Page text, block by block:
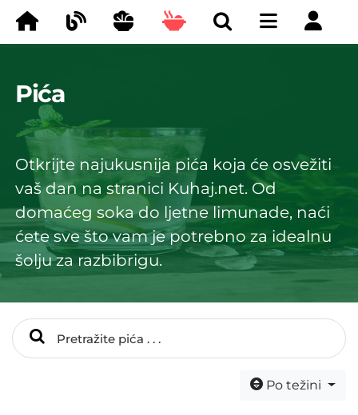
Pića
Otkrijte najukusnija pića koja će osvežiti
vaš dan na stranici Kuhaj.net. Od
domaćeg soka do ljetne limunade, naći
ćete sve što vam je potrebno za idealnu
šolju za razbibrigu.
Po težini